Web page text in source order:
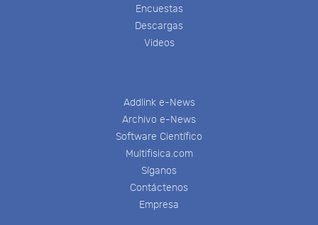
Encuestas
Descargas
Videos
Addlink e-News
Archivo e-News
Software Científico
Multifisica.com
Síganos
Contáctenos
Empresa